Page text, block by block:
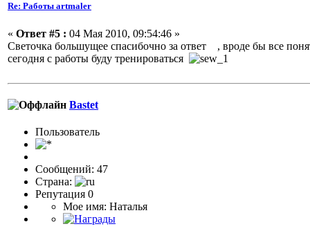
Re: Работы artmaler
« Ответ #5 : 04 Мая 2010, 09:54:46 »
Светочка большущее спасибочно за ответ , вроде бы все
сегодня с работы буду тренироваться
Bastet
Пользоватeль
Сообщений: 47
Страна:
Репутация 0
Мое имя: Наталья